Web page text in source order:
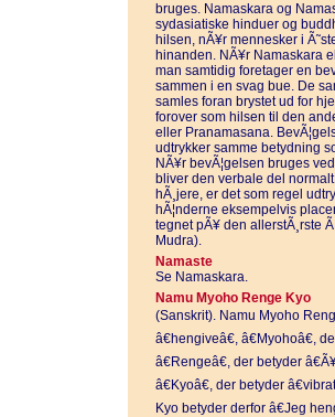
bruges. Namaskara og
sydasiatiske hinduer og
hilsen, nÃ¥r mennesker i
hinanden. NÃ¥r Namaskara
man samtidig foretager en
sammen i en svag bue. De
samles foran brystet ud for
forover som hilsen til den
eller Pranamasana.
udtrykker samme betydning
NÃ¥r bevÃ¦gelsen bruges
bliver den verbale del
hÃ¸jere, er det som regel
hÃ¦nderne eksempelvis
tegnet pÃ¥ den allerstÃ¸rste
Mudra).
Namaste
Se Namaskara.
Namu Myoho Renge Kyo
(Sanskrit). Namu Myoho
â€hengiveâ€, â€Myohoâ€,
â€Rengeâ€, der betyder
â€Kyoâ€, der betyder
Kyo betyder derfor â€Jeg